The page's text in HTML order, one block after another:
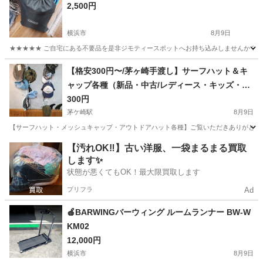
2,500円
横浜市 8月9日
★★★★★ ご自宅にある不要品を是非ジモティースポットへお持ち込みしませんか？
神奈川 横浜市 その他 Coleman
【格安300円〜/茅ヶ崎手渡し】サーフハット＆キ
ャップ各種（新品・中古/レディース・キッズ・メ
ンズ）日焼け防止・マリンスポーツに！
300円
茅ケ崎駅 8月9日
【サーフハット・メッシュキャップ・アウトドアハット各種】 ​ご覧いただきありが
神奈川 茅ヶ崎市 茅ケ崎駅 マリンスポーツ サーフハット
【汚れOK‼️】古い洋服、一袋まるまる買取
します✨
状態が悪くてもOK！最大限買取します
プリフラ Ad
🍎BARWINGバーウィング ルームランナー BW-W
KM02
12,000円
横浜市 8月9日